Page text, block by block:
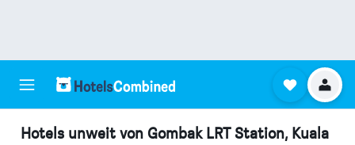
Hotels unweit von Gombak LRT Station, Kuala